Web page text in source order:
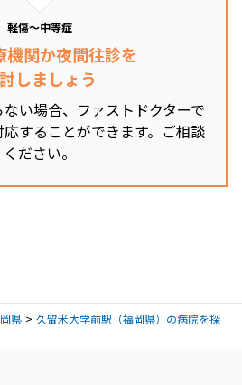
軽傷～中等症
機関か夜間往診を
しましょう
い場合、ファストドクターで
することができます。ご相談
ください。
県
久留米大学前駅（福岡県）の病院を探